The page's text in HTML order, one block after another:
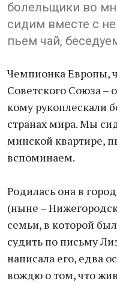
болельщики во
сидим вместе с
пьем чай,
Чемпионка Европы,
Советского Союза –
кому рукоплескали
странах мира. Мы
минской квартире,
вспоминаем.
Родилась она в
(ныне –
семьи, в которой
судить по письму
написала его, едва
вождю о том, что